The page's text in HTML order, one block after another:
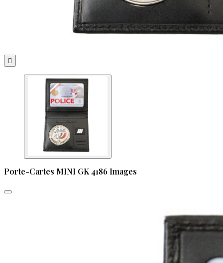

Porte-Cartes MINI GK 4186 Images